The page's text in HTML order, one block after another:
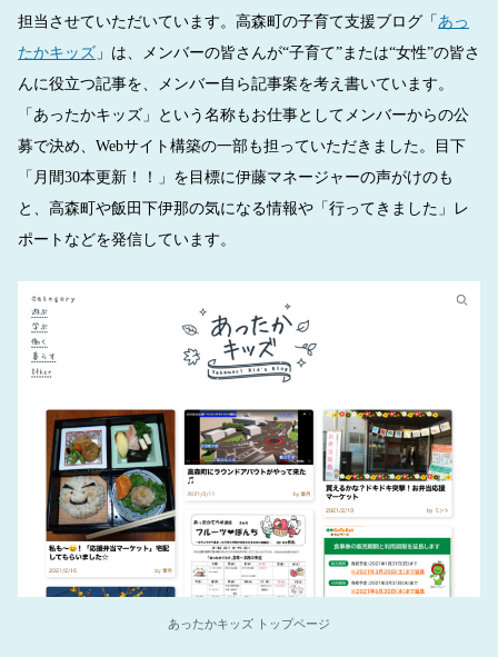
担当させていただいています。高森町の子育て支援ブログ「あっ
たかキッズ 」は、メンバーの皆さんが“子育て”または“女性”の皆さ
んに役立つ記事を、メンバー自ら記事案を考え書いています。
「あったかキッズ」という名称もお仕事としてメンバーからの公
募で決め、Webサイト構築の一部も担っていただきました。目下
「月間30本更新！！」を目標に伊藤マネージャーの声がけのも
と、高森町や飯田下伊那の気になる情報や「行ってきました」レ
ポートなどを発信しています。
あったかキッズ トップページ